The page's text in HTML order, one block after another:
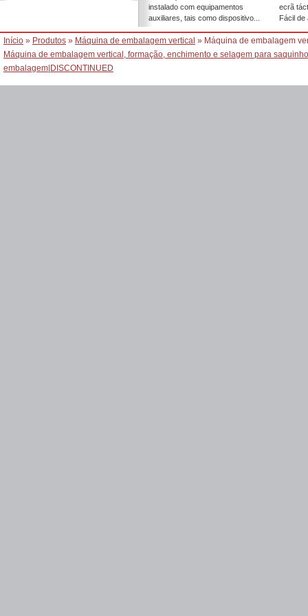
instalado com equipamentos
auxiliares, tais como dispositivo...
ecrã
Fácil de
Início » Produtos » Máquina de embalagem vertical » Máquina de embalagem
Máquina de embalagem vertical, formação, enchimento e selagem para
embalagem DISCONTINUED